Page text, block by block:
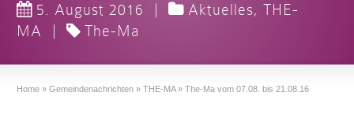
5. August 2016 | Aktuelles,THE-
MA
| The-Ma
Home » Gemeindenachrichten » THE-MA » The-Ma vom 07.08. bis 21.08.16